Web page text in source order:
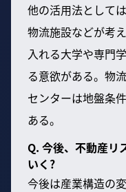
他の活用法として
物流施設などが考
入れる大学や専門
る意欲がある。物
センターは地盤条
ある。
Q. 今後、不動産リ
いく?
今後は産業構造の